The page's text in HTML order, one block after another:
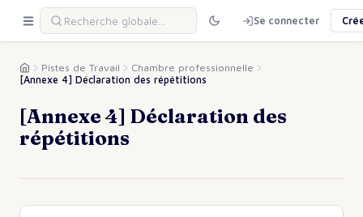
Se connecter
Pistes de Travail
Chambre professionnelle
[Annexe 4] Déclaration des répétitions
[Annexe 4] Déclaration des
répétitions